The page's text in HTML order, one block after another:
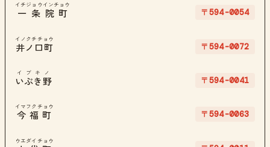
一条院町
イチジョウインチョウ
〒594-0054
井ノ口町
イノクチチョウ
〒594-0072
いぶき野
イブキノ
〒594-0041
今福町
イマフクチョウ
〒594-0063
ウエダイチョウ